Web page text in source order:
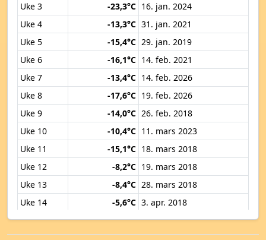
Uke 3
-23,3°C 16. jan. 2024
Uke 4
-13,3°C 31. jan. 2021
Uke 5
-15,4°C 29. jan. 2019
Uke 6
-16,1°C 14. feb. 2021
Uke 7
-13,4°C 14. feb. 2026
Uke 8
-17,6°C 19. feb. 2026
Uke 9
-14,0°C 26. feb. 2018
Uke 10
-10,4°C 11. mars 2023
Uke 11
-15,1°C 18. mars 2018
Uke 12
-8,2°C 19. mars 2018
Uke 13
-8,4°C 28. mars 2018
Uke 14
-5,6°C 3. apr. 2018
Uke 15
-5,4°C 15. apr. 2017